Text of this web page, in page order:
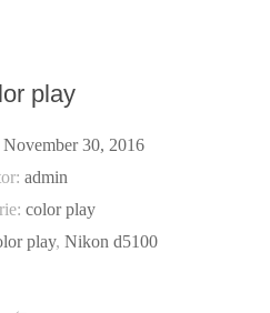
play
November 30, 2016
admin
color play
play, Nikon d5100